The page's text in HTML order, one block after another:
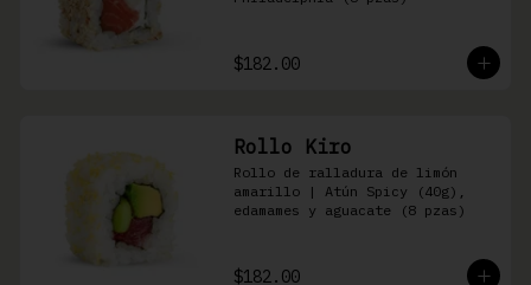
$182.00
Rollo Kiro
Rollo de ralladura de limón
amarillo | Atún Spicy (40g),
edamames y aguacate (8 pzas)
$182.00